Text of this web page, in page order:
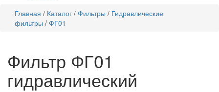
Главная / Каталог / Фильтры / Гидравлические
фильтры / ФГ01
Фильтр ФГ01
гидравлический